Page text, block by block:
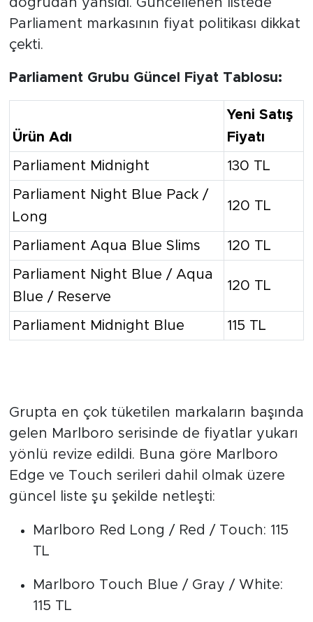
Açıklanan yeni zamlı tarifeyle birlikte
özellikle premium (lüks) segmentte yer
alan ürünlerin fiyat artışı tüketiciye
doğrudan yansıdı. Güncellenen listede
Parliament markasının fiyat politikası dikkat
çekti.
Parliament Grubu Güncel Fiyat Tablosu:
Ürün Adı
Yeni Satış
Fiyatı
Parliament Midnight 130 TL
Parliament Night Blue Pack /
Parliament Night Blue / Aqua
Blue / Reserve
120 TL
Parliament Midnight Blue 115 TL
Marlboro Serisinde Yeni Tarifeler
Başladı
Grupta en çok tüketilen markaların başında
gelen Marlboro serisinde de fiyatlar yukarı
yönlü revize edildi. Buna göre Marlboro